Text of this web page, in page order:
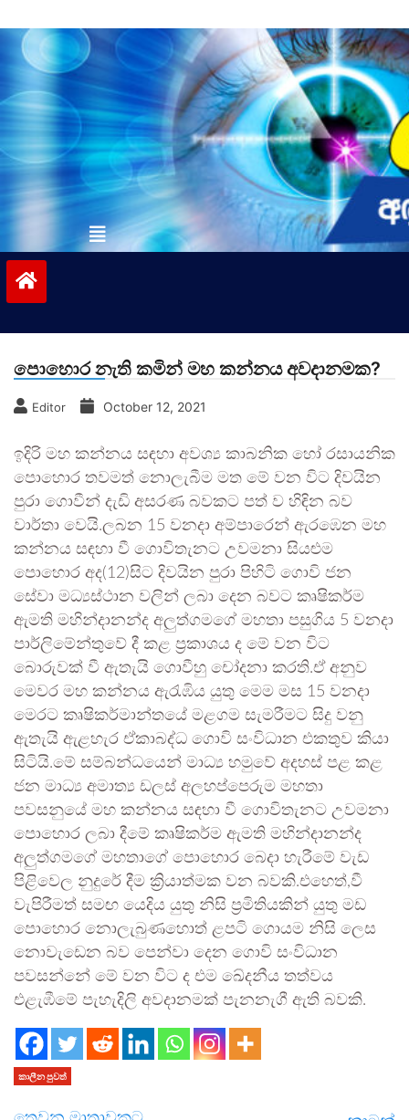
to
contentvinivida.lk
පොහොර නැති කමින් මහ කන්නය අවදානමක?
Editor October 12, 2021
ඉදිරි මහ කන්නය සඳහා අවශ්‍ය කාබනික හෝ රසායනික
පොහොර තවමත් නොලැබීම මත මේ වන විට දිවයින
පුරා ගොවීන් දැඩි අසරණ බවකට පත් ව හිඳින බව
වාර්තා වෙයි.ලබන 15 වනදා අම්පාරෙන් ඇරඹෙන මහ
කන්නය සඳහා වී ගොවිතැනට උවමනා සියළුම
පොහොර අද(12)සිට දිවයින පුරා පිහිටි ගොවි ජන
සේවා මධ්‍යස්ථාන වලින් ලබා දෙන බවට කෘෂිකර්ම
ඇමති මහින්දානන්ද අලුත්ගමගේ මහතා පසුගිය 5 වනදා
පාර්ලිමේන්තුවේ දී කළ ප්‍රකාශය ද මේ වන විට
බොරුවක් වී ඇතැයි ගොවීහු චෝදනා කරති.ඒ අනුව
මෙවර මහ කන්නය ඇරැඹිය යුතු මෙම මස 15 වනදා
මෙරට කෘෂිකර්මාන්තයේ මළගම සැමරීමට සිදු වනු
ඇතැයි ඇළහැර ඒකාබද්ධ ගොවි සංවිධාන එකතුව කියා
සිටියි.මේ සම්බන්ධයෙන් මාධ්‍ය හමුවේ අදහස් පළ කළ
ජන මාධ්‍ය අමාත්‍ය ඩලස් අලහප්පෙරුම මහතා
පවසනුයේ මහ කන්නය සඳහා වී ගොවිතැනට උවමනා
පොහොර ලබා දීමේ කෘෂිකර්ම ඇමති මහින්දානන්ද
අලුත්ගමගේ මහතාගේ පොහොර බෙදා හැරීමේ වැඩ
පිළිවෙල නුදුරේ දීම ක්‍රියාත්මක වන බවකි.එහෙත්,වී
වැපිරීමත් සමඟ යෙදිය යුතු නිසි ප්‍රමිතියකින් යුතු මඩ
පොහොර නොලැබුණහොත් ළපටි ගොයම නිසි ලෙස
නොවැඩෙන බව පෙන්වා දෙන ගොවි සංවිධාන
පවසන්නේ මේ වන විට ද එම ඛේදනීය තත්වය
එළැඹීමේ පැහැදිලි අවදානමක් පැනනැගී ඇති බවකි.
කාලීන පුවත්